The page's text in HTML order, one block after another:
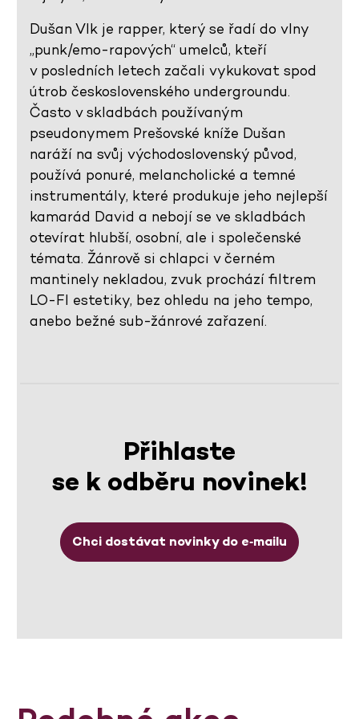
Dušan Vlk je rapper, který se řadí do vlny
„punk/emo-rapových“ umelců, kteří
v posledních letech začali vykukovat spod
útrob československého undergroundu.
Často v skladbách používaným
pseudonymem Prešovské kníže Dušan
naráží na svůj východoslovenský původ,
používá ponuré, melancholické a temné
instrumentály, které produkuje jeho nejlepší
kamarád David a nebojí se ve skladbách
otevírat hlubší, osobní, ale i společenské
témata. Žánrově si chlapci v černém
mantinely nekladou, zvuk prochází filtrem
LO-FI estetiky, bez ohledu na jeho tempo,
anebo bežné sub-žánrové zařazení.
Přihlaste
se k odběru novinek!
Chci dostávat novinky do e‑mailu